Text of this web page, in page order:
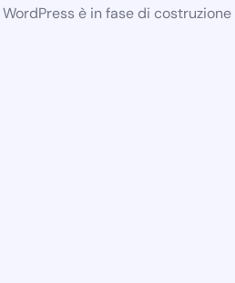
è in fase di